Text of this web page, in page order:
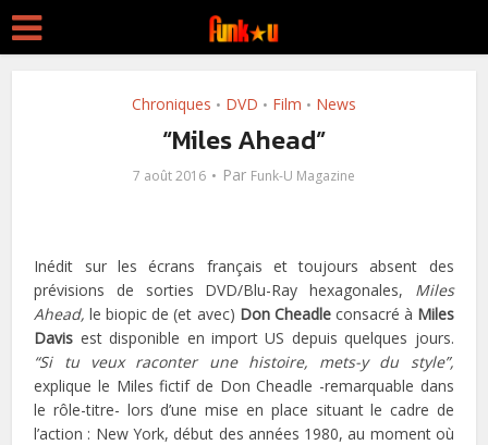
Chroniques • DVD • Film • News
“Miles Ahead”
7 août 2016 Par Funk-U Magazine
Inédit sur les écrans français et toujours absent des
prévisions de sorties DVD/Blu-Ray hexagonales, Miles
Ahead, le biopic de (et avec) Don Cheadleconsacré à Miles
Davis est disponible en import US depuis quelques jours.
“Si tu veux raconter une histoire, mets-y du style”,
explique le Miles fictif de Don Cheadle -remarquable dans
le rôle-titre- lors d’une mise en place situant le cadre de
l’action : New York, début des années 1980, au moment où